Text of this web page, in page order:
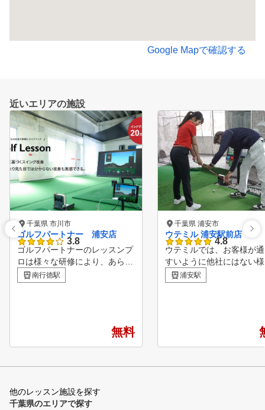
Google Mapで確認する
近いエリアの施設
千葉県 市川市
ゴルフパートナー 浦安店
3.8
ゴルフパートナーのレッスンプ
ロは様々な研修により、あらゆ
る方面から生徒様の上達をサポ
ートしています！ ビギナーか
弾道測定器・シミュレーターを
出します。 ■POINT２ スイン
ロは最新のスイング理論を元に
、お客様のスイングに合った最
南行徳駅
無料
千葉県 浦安市
ウテミル 浦安駅前店
4.8
ウテミルでは、お客様が
すいように他社にはない
サービスをご用意してお
。 【当店の特徴】 ・月額5,000
を導入しコースと同様の
ン ・使いきれなかったレ
浦安駅
他のレッスン施設を探す
千葉県のエリアで探す